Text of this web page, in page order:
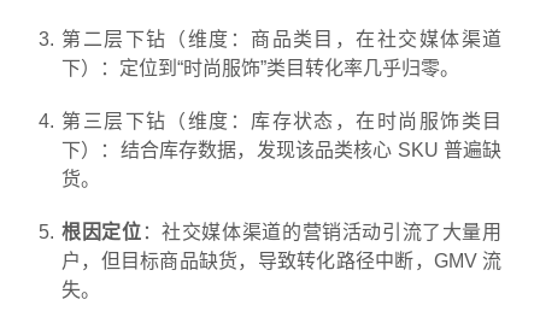
第二层下钻（维度：商品类目，在社交媒体渠道
下）：定位到“时尚服饰”类目转化率几乎归零。
第三层下钻（维度：库存状态，在时尚服饰类目
下）：结合库存数据，发现该品类核心 SKU 普遍缺
货。
根因定位 ：社交媒体渠道的营销活动引流了大量用
户，但目标商品缺货，导致转化路径中断，GMV 流
失。